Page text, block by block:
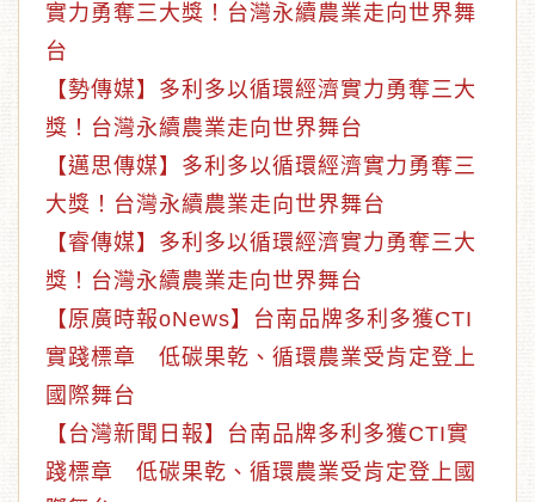
實力勇奪三大獎！台灣永續農業走向世界舞
台
【勢傳媒】多利多以循環經濟實力勇奪三大
獎！台灣永續農業走向世界舞台
【邁思傳媒】多利多以循環經濟實力勇奪三
大獎！台灣永續農業走向世界舞台
【睿傳媒】多利多以循環經濟實力勇奪三大
獎！台灣永續農業走向世界舞台
【原廣時報oNews】台南品牌多利多獲CTI
實踐標章 低碳果乾、循環農業受肯定登上
國際舞台
【台灣新聞日報】台南品牌多利多獲CTI實
踐標章 低碳果乾、循環農業受肯定登上國